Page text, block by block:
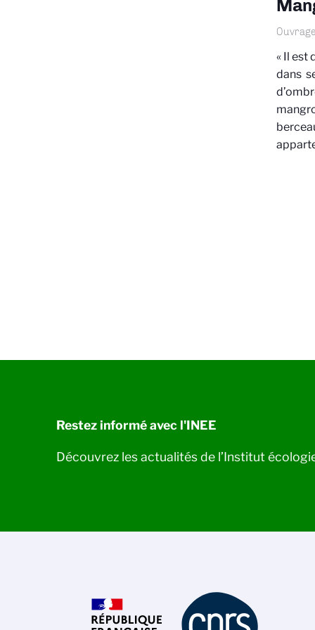
« Il est
dans
Restez informé avec l'INEE
Découvrez les actualités de l’Institut